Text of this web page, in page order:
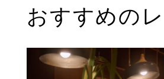
おすすめの